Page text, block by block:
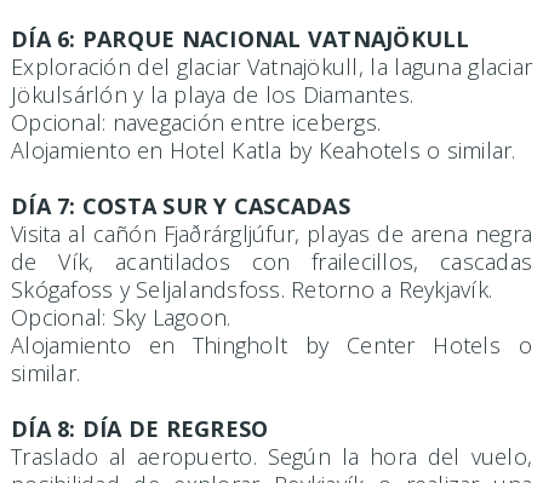
DÍA 6: PARQUE NACIONAL VATNAJÖKULL
Exploración del glaciar Vatnajökull, la laguna glaciar
Jökulsárlón y la playa de los Diamantes.
Opcional: navegación entre icebergs.
Alojamiento en Hotel Katla by Keahotels o similar.
DÍA 7: COSTA SUR Y CASCADAS
Visita al cañón Fjaðrárgljúfur, playas de arena negra
de Vík, acantilados con frailecillos, cascadas
Skógafoss y Seljalandsfoss. Retorno a Reykjavík.
Opcional: Sky Lagoon.
Alojamiento en Thingholt by Center Hotels o
similar.
DÍA 8: DÍA DE REGRESO
Traslado al aeropuerto. Según la hora del vuelo,